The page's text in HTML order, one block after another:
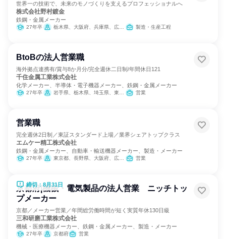
世界一の技術で、未来のモノづくりを支えるプロフェッショナルへ
株式会社野村鍍金
鉄鋼・金属メーカー
27年卒 栃木県、大阪府、兵庫県、広島県 製造・生産工程
BtoBの法人営業職
海外拠点連携有/賞与8か月分/完全週休二日制/年間休日121
千住金属工業株式会社
化学メーカー、半導体・電子機器メーカー、鉄鋼・金属メーカー
27年卒 岩手県、栃木県、埼玉県、東京都、富山県、長野県、愛知県、兵庫県、福岡県 営業
営業職
完全週休2日制／東証スタンダード上場／業界シェアトップクラス
エムケー精工株式会社
鉄鋼・金属メーカー、自動車・輸送機器メーカー、製造・メーカー
27年卒 東京都、長野県、大阪府、広島県、福岡県 営業
締切：8月31日
京都府|機械・電気製品の法人営業 ニッチトッ
プメーカー
京都／メーカー営業／年間総労働時間が短く実質年休130日級
三和研磨工業株式会社
機械・医療機器メーカー、鉄鋼・金属メーカー、製造・メーカー
27年卒 京都府 営業